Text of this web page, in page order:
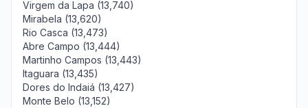
Virgem da Lapa (13,740)
Mirabela (13,620)
Rio Casca (13,473)
Abre Campo (13,444)
Martinho Campos (13,443)
Itaguara (13,435)
Dores do Indaiá (13,427)
Monte Belo (13,152)